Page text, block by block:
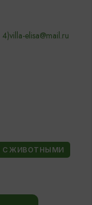
villa-elisa@mail.ru
ЖИВОТНЫМИ